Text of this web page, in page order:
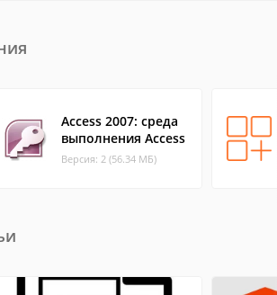
Access 2007: среда
выполнения Access
Версия: 2 (56.34 МБ)